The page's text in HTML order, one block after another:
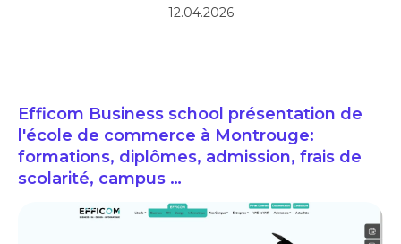
12.04.2026
Efficom Business school présentation de
l'école de commerce à Montrouge:
formations, diplômes, admission, frais de
scolarité, campus …